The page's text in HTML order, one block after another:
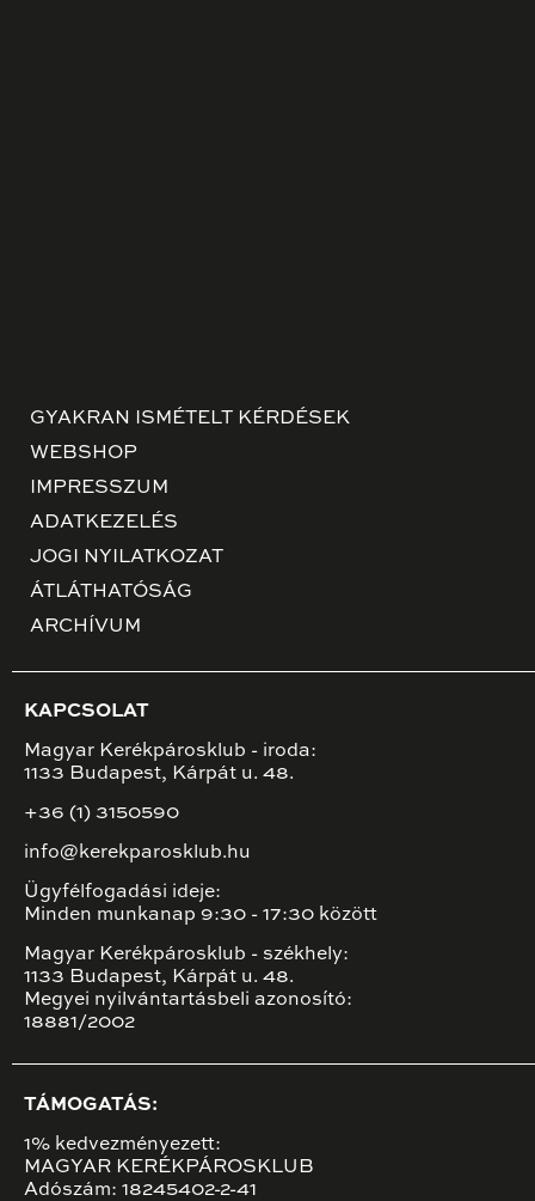
GYAKRAN ISMÉTELT KÉRDÉSEK
WEBSHOP
IMPRESSZUM
ADATKEZELÉS
JOGI NYILATKOZAT
ÁTLÁTHATÓSÁG
ARCHÍVUM
KAPCSOLAT
Magyar Kerékpárosklub - iroda:
1133 Budapest, Kárpát u. 48.
+36 (1) 3150590
info@kerekparosklub.hu
Ügyfélfogadási ideje:
Minden munkanap 9:30 - 17:30 között
Magyar Kerékpárosklub - székhely:
1133 Budapest, Kárpát u. 48.
Megyei nyilvántartásbeli azonosító:
18881/2002
TÁMOGATÁS:
1% kedvezményezett:
MAGYAR KERÉKPÁROSKLUB
Adószám: 18245402-2-41